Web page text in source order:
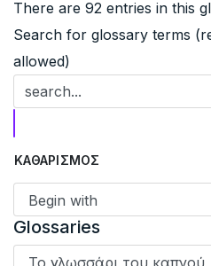
There are 92 entries in this
Search for glossary terms
allowed)
Glossaries